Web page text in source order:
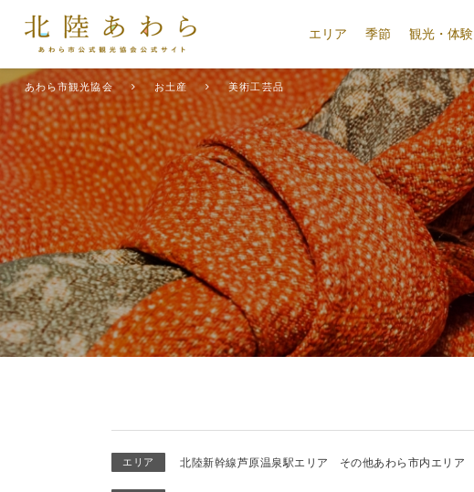
エリア 季節 観光・体験
あわら市観光協会 お土産 美術工芸品
エリア 北陸新幹線芦原温泉駅エリア その他あわら市内エリア